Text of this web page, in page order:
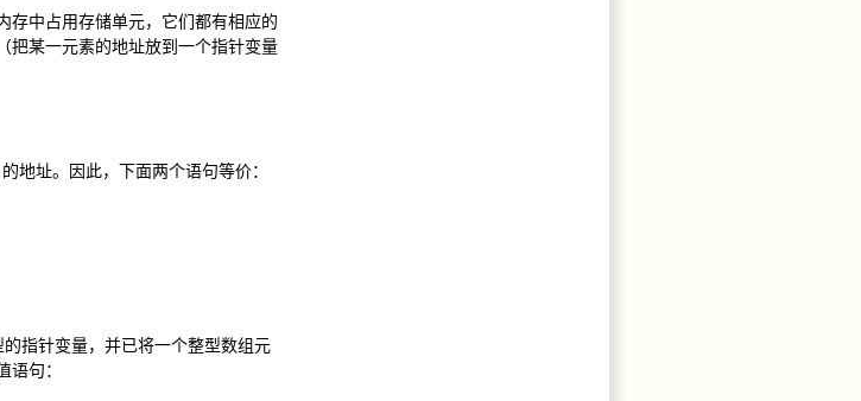
存中占用存储单元，它们都有相应的
把某一元素的地址放到一个指针变量
地址。因此，下面两个语句等价：
指针变量，并已将一个整型数组元
句：